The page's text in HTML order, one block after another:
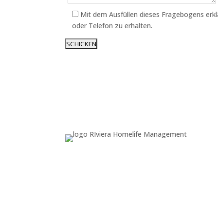
Mit dem Ausfüllen dieses Fragebogens
oder Telefon zu erhalten.